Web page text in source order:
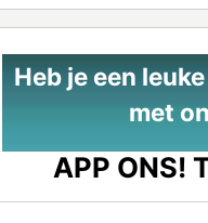
Heb je een
met
APP ONS!